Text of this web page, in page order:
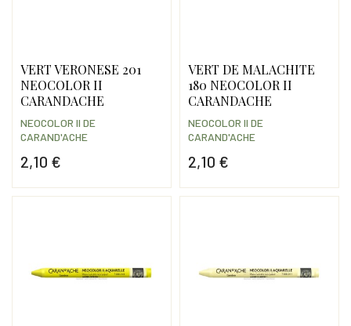
VERT VERONESE 201
NEOCOLOR II
CARANDACHE
2,10 €
NEOCOLOR II DE
CARAND'ACHE
VERT DE MALACHITE
180 NEOCOLOR II
CARANDACHE
2,10 €
NEOCOLOR II DE
CARAND'ACHE